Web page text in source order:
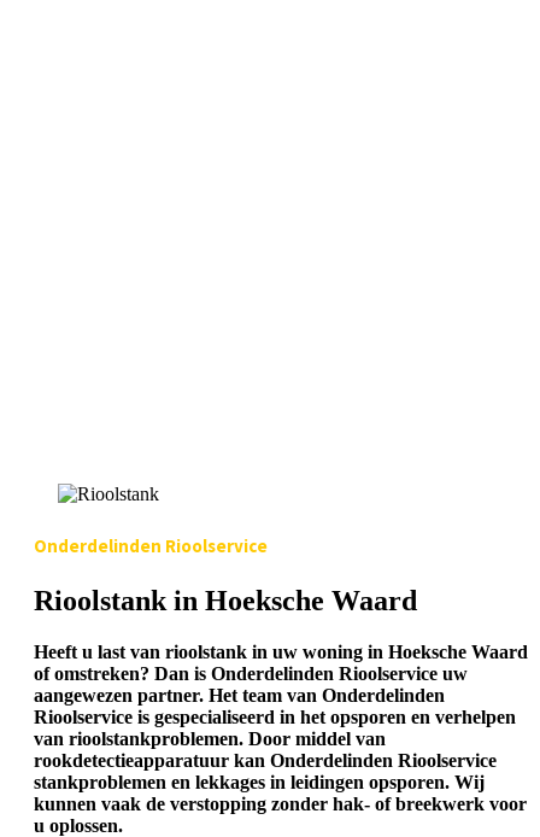
Onderdelinden Rioolservice
Rioolstank in Hoeksche Waard
Heeft u last van rioolstank in uw woning in Hoeksche Waard
of omstreken? Dan is Onderdelinden Rioolservice uw
aangewezen partner. Het team van Onderdelinden
Rioolservice is gespecialiseerd in het opsporen en verhelpen
van rioolstankproblemen. Door middel van
rookdetectieapparatuur kan Onderdelinden Rioolservice
stankproblemen en lekkages in leidingen opsporen. Wij
kunnen vaak de verstopping zonder hak- of breekwerk voor
u oplossen.